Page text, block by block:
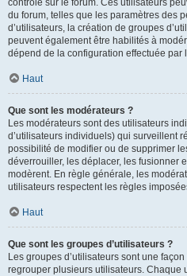
contrôle sur le forum. Ces utilisateurs
du forum, telles que les paramètres des
d’utilisateurs, la création de groupes
peuvent également être habilités à
dépend de la configuration effectuée par
Haut
Que sont les modérateurs ?
Les modérateurs sont des utilisateurs
d’utilisateurs individuels) qui surveillent
possibilité de modifier ou de supprimer
déverrouiller, les déplacer, les fusionner
modèrent. En règle générale, les
utilisateurs respectent les règles
Haut
Que sont les groupes d’utilisateurs ?
Les groupes d’utilisateurs sont une
regrouper plusieurs utilisateurs. Chaque